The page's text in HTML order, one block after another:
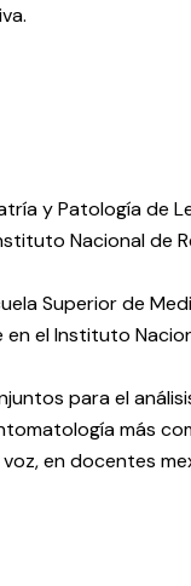
y Patología de
Nacional de
Superior de
el Instituto
para el
más
en docentes